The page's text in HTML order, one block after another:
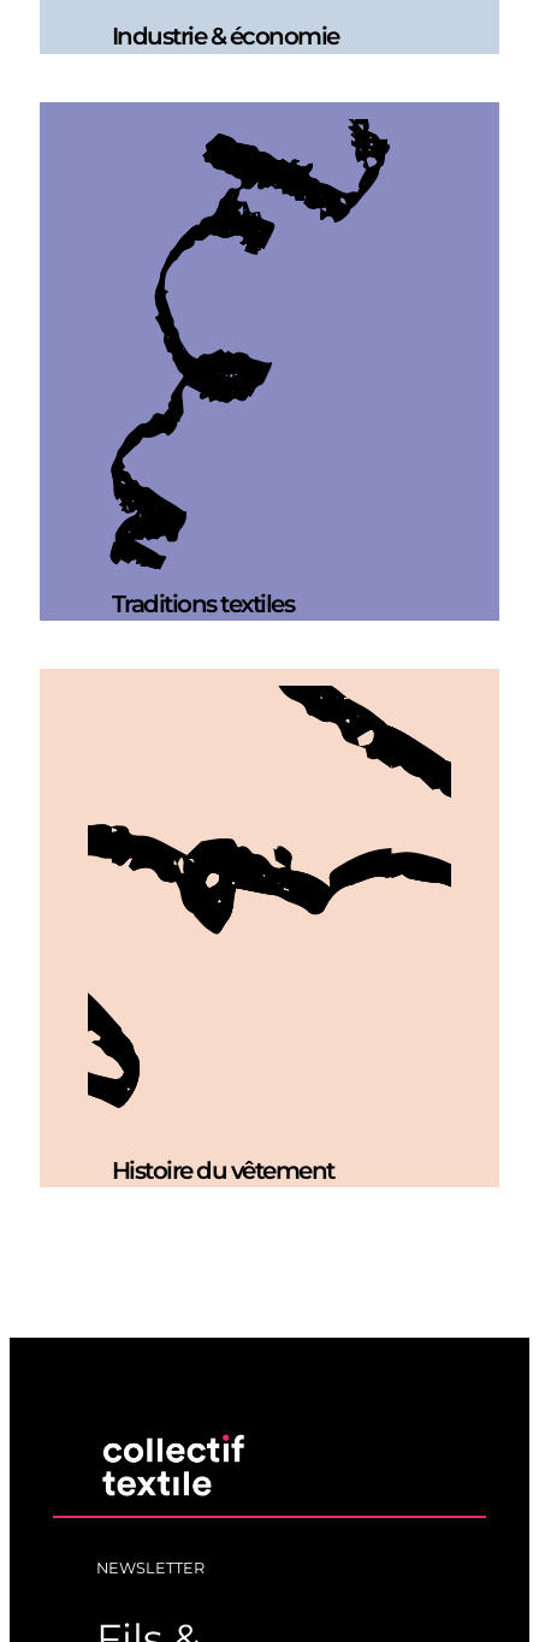
Industrie & économie
Traditions textiles
Histoire du vêtement
NEWSLETTER